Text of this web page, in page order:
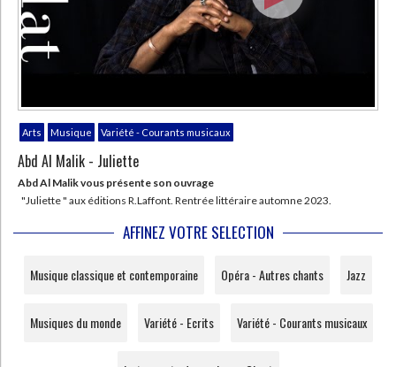
Arts Musique Variété - Courants musicaux
Abd Al Malik - Juliette
Abd Al Malik vous présente son ouvrage
"Juliette " aux éditions R.Laffont. Rentrée littéraire automne 2023.
AFFINEZ VOTRE SELECTION
Musique classique et contemporaine Opéra - Autres chants Jazz
Musiques du monde Variété - Ecrits Variété - Courants musicaux